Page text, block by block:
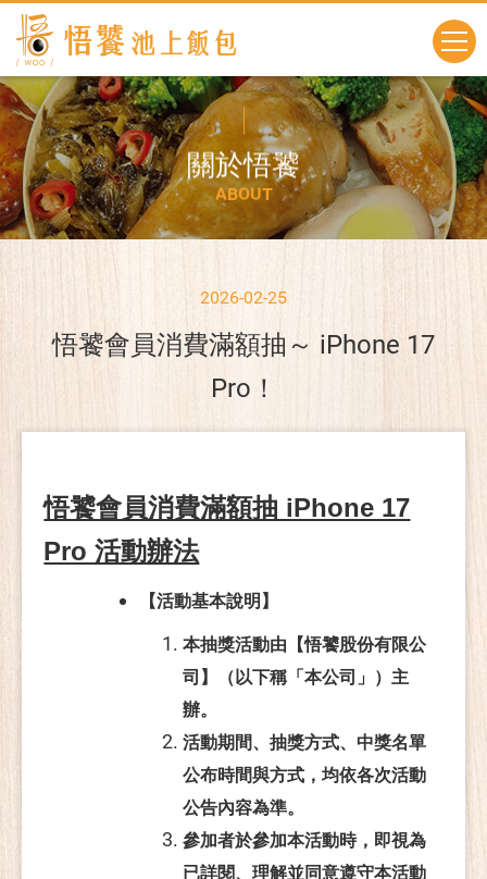
關於悟饕
ABOUT
2026-02-25
悟饕會員消費滿額抽～ iPhone 17
Pro！
悟饕會員消費滿額抽 iPhone 17
Pro 活動辦法
【活動基本說明】
本抽獎活動由【悟饕股份有限公
司】（以下稱「本公司」）主
辦。
活動期間、抽獎方式、中獎名單
公布時間與方式，均依各次活動
公告內容為準。
參加者於參加本活動時，即視為
已詳閱、理解並同意遵守本活動